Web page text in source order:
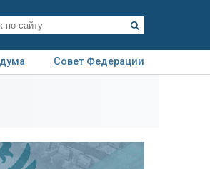
Совет Федерации